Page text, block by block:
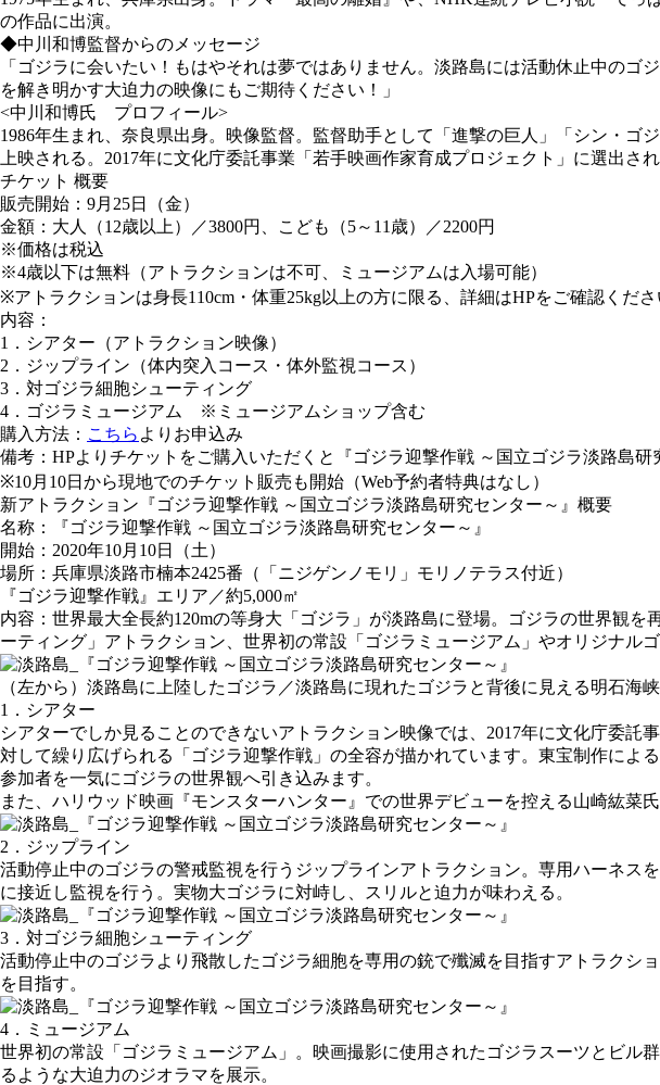
の作品に出演。
◆中川和博監督からのメッセージ
「ゴジラに会いたい！もはやそれは夢ではありません。淡路島には活動休止中の
を解き明かす大迫力の映像にもご期待ください！」
<中川和博氏 プロフィール>
1986年生まれ、奈良県出身。映像監督。監督助手として「進撃の巨人」「シン・ゴ
上映される。2017年に文化庁委託事業「若手映画作家育成プロジェクト」に選出
チケット 概要
販売開始 ：9月25日（金）
金額 ：大人（12歳以上）／3800円、こども（5～11歳）／2200円
※価格は税込
※4歳以下は無料（アトラクションは不可、ミュージアムは入場可能）
※アトラクションは身長110cm・体重25kg以上の方に限る、詳細はHPをご確認くださ
内容 ：
1．シアター（アトラクション映像）
2．ジップライン（体内突入コース・体外監視コース）
3．対ゴジラ細胞シューティング
4．ゴジラミュージアム ※ミュージアムショップ含む
購入方法 ： こちら よりお申込み
備考 ：HPよりチケットをご購入いただくと『ゴジラ迎撃作戦 ～国立ゴジラ淡路島
※10月10日から現地でのチケット販売も開始（Web予約者特典はなし）
新アトラクション『ゴジラ迎撃作戦 ～国立ゴジラ淡路島研究センター～』概要
名称 ：『ゴジラ迎撃作戦 ～国立ゴジラ淡路島研究センター～』
開始 ：2020年10月10日（土）
場所 ：兵庫県淡路市楠本2425番（「ニジゲンノモリ」モリノテラス付近）
『ゴジラ迎撃作戦』エリア／約5,000㎡
内容 ：世界最大全長約120mの等身大「ゴジラ」が淡路島に登場。ゴジラの世界観
ーティング」アトラクション、世界初の常設「ゴジラミュージアム」やオリジナル
（左から）淡路島に上陸したゴジラ／淡路島に現れたゴジラと背後に見える明石海
1．シアター
シアターでしか見ることのできないアトラクション映像では、2017年に文化庁委
対して繰り広げられる「ゴジラ迎撃作戦」の全容が描かれています。東宝制作によ
参加者を一気にゴジラの世界観へ引き込みます。
また、ハリウッド映画『モンスターハンター』での世界デビューを控える山崎紘菜
2．ジップライン
活動停止中のゴジラの警戒監視を行うジップラインアトラクション。専用ハーネス
に接近し監視を行う。実物大ゴジラに対峙し、スリルと迫力が味わえる。
3．対ゴジラ細胞シューティング
活動停止中のゴジラより飛散したゴジラ細胞を専用の銃で殲滅を目指すアトラク
を目指す。
4．ミュージアム
世界初の常設「ゴジラミュージアム」。映画撮影に使用されたゴジラスーツとビル
るような大迫力のジオラマを展示。